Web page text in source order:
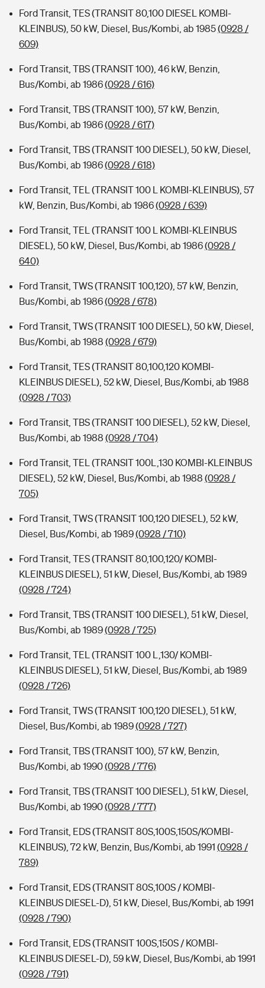
Ford Transit, TES (TRANSIT 80,100 DIESEL KOMBI-
KLEINBUS), 50 kW, Diesel, Bus/Kombi, ab 1985(0928 /
609)
Ford Transit, TBS (TRANSIT 100), 46 kW, Benzin,
Bus/Kombi, ab 1986(0928 / 616)
Ford Transit, TBS (TRANSIT 100), 57 kW, Benzin,
Bus/Kombi, ab 1986(0928 / 617)
Ford Transit, TBS (TRANSIT 100 DIESEL), 50 kW, Diesel,
Bus/Kombi, ab 1986(0928 / 618)
Ford Transit, TEL (TRANSIT 100 L KOMBI-KLEINBUS), 57
kW, Benzin, Bus/Kombi, ab 1986(0928 / 639)
Ford Transit, TEL (TRANSIT 100 L KOMBI-KLEINBUS
DIESEL), 50 kW, Diesel, Bus/Kombi, ab 1986(0928 /
640)
Ford Transit, TWS (TRANSIT 100,120), 57 kW, Benzin,
Bus/Kombi, ab 1986(0928 / 678)
Ford Transit, TWS (TRANSIT 100 DIESEL), 50 kW, Diesel,
Bus/Kombi, ab 1988 (0928 / 679)
Ford Transit, TES (TRANSIT 80,100,120 KOMBI-
KLEINBUS DIESEL), 52 kW, Diesel, Bus/Kombi, ab 1988
(0928 / 703)
Ford Transit, TBS (TRANSIT 100 DIESEL), 52 kW, Diesel,
Bus/Kombi, ab 1988 (0928 / 704)
Ford Transit, TEL (TRANSIT 100L,130 KOMBI-KLEINBUS
DIESEL), 52 kW, Diesel, Bus/Kombi, ab 1988 (0928 /
705)
Ford Transit, TWS (TRANSIT 100,120 DIESEL), 52 kW,
Diesel, Bus/Kombi, ab 1989(0928 / 710)
Ford Transit, TES (TRANSIT 80,100,120/ KOMBI-
KLEINBUS DIESEL), 51 kW, Diesel, Bus/Kombi, ab 1989
(0928 / 724)
Ford Transit, TBS (TRANSIT 100 DIESEL), 51 kW, Diesel,
Bus/Kombi, ab 1989(0928 / 725)
Ford Transit, TEL (TRANSIT 100 L,130/ KOMBI-
KLEINBUS DIESEL), 51 kW, Diesel, Bus/Kombi, ab 1989
(0928 / 726)
Ford Transit, TWS (TRANSIT 100,120 DIESEL), 51 kW,
Diesel, Bus/Kombi, ab 1989(0928 / 727)
Ford Transit, TBS (TRANSIT 100), 57 kW, Benzin,
Bus/Kombi, ab 1990(0928 / 776)
Ford Transit, TBS (TRANSIT 100 DIESEL), 51 kW, Diesel,
Bus/Kombi, ab 1990(0928 / 777)
Ford Transit, EDS (TRANSIT 80S,100S,150S/KOMBI-
KLEINBUS), 72 kW, Benzin, Bus/Kombi, ab 1991 (0928 /
789)
Ford Transit, EDS (TRANSIT 80S,100S / KOMBI-
KLEINBUS DIESEL-D), 51 kW, Diesel, Bus/Kombi, ab 1991
(0928 / 790)
Ford Transit, EDS (TRANSIT 100S,150S / KOMBI-
KLEINBUS DIESEL-D), 59 kW, Diesel, Bus/Kombi, ab 1991
(0928 / 791)